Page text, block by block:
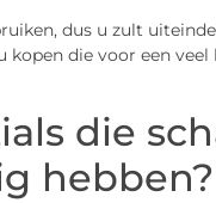
dus u zult
die voor een
die
hebben?